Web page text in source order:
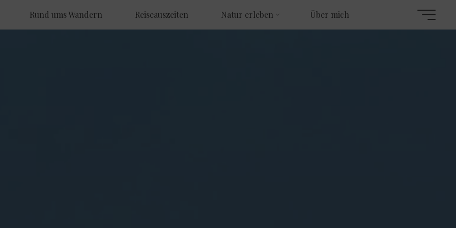
Rund ums Wandern Reiseauszeiten Natur erleben Über mich